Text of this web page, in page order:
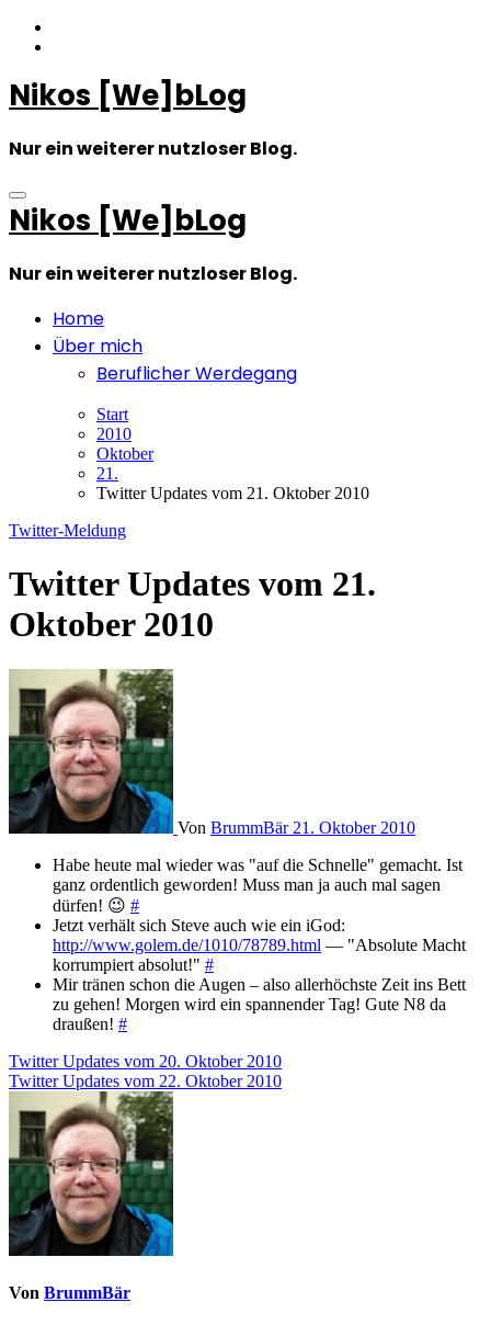
Zum
Inhalt
Nikos [We]bLog
Nur ein weiterer nutzloser Blog.
Nikos [We]bLog
Nur ein weiterer nutzloser Blog.
Home
Über mich
Beruflicher Werdegang
Start
2010
Oktober
21.
Twitter Updates vom 21. Oktober 2010
Twitter-Meldung
Twitter Updates vom 21.
Oktober 2010
Von BrummBär 21. Oktober 2010
Habe heute mal wieder was "auf die Schnelle" gemacht. Ist
ganz ordentlich geworden! Muss man ja auch mal sagen
dürfen! 😉 #
Jetzt verhält sich Steve auch wie ein iGod:
http://www.golem.de/1010/78789.html — "Absolute Macht
korrumpiert absolut!" #
Mir tränen schon die Augen – also allerhöchste Zeit ins Bett
zu gehen! Morgen wird ein spannender Tag! Gute N8 da
draußen! #
Beitragsnavigation
Twitter Updates vom 20. Oktober 2010
Twitter Updates vom 22. Oktober 2010
Von BrummBär